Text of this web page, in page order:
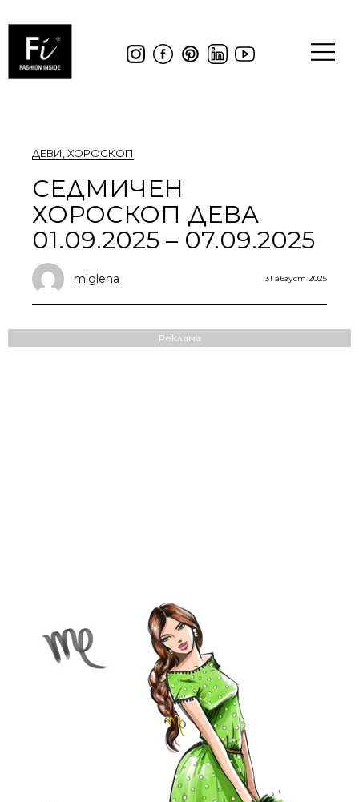
ДЕВИ ХОРОСКОП
СЕДМИЧЕН
ХОРОСКОП ДЕВА
01.09.2025 – 07.09.2025
miglena 31 август 2025
Реклама